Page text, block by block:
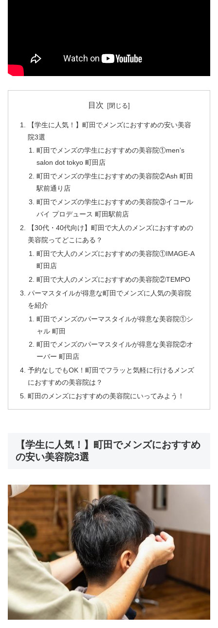
目次
【学生に人気！】町田でメンズにおすすめの安い美容
院3選
町田でメンズの学生におすすめの美容院①men’s
salon dot tokyo 町田店
町田でメンズの学生におすすめの美容院②Ash 町田
駅前通り店
町田でメンズの学生におすすめの美容院③イコール
バイ プロデュース 町田駅前店
【30代・40代向け】町田で大人のメンズにおすすめの
美容院ってどこにある？
町田で大人のメンズにおすすめの美容院①IMAGE-A
町田店
町田で大人のメンズにおすすめの美容院②TEMPO
パーマスタイルが得意な町田でメンズに人気の美容院
を紹介
町田でメンズのパーマスタイルが得意な美容院①シ
ャル 町田
町田でメンズのパーマスタイルが得意な美容院②オ
ーバー 町田店
予約なしでもOK！町田でフラッと気軽に行けるメンズ
におすすめの美容院は？
町田のメンズにおすすめの美容院にいってみよう！
【学生に人気！】町田でメンズにおすすめ
の安い美容院3選